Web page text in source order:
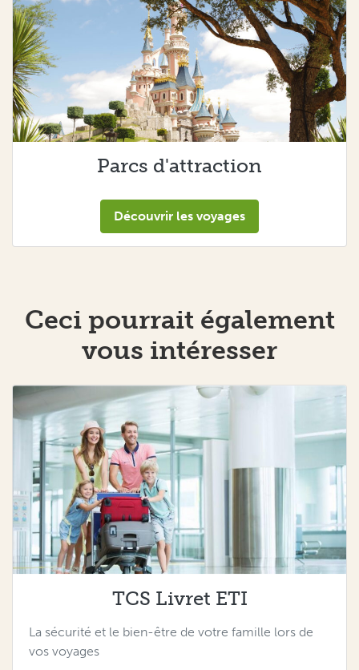
Parcs d'attraction
Découvrir les voyages
Ceci pourrait également
vous intéresser
TCS Livret ETI
La sécurité et le bien-être de votre famille lors de
vos voyages